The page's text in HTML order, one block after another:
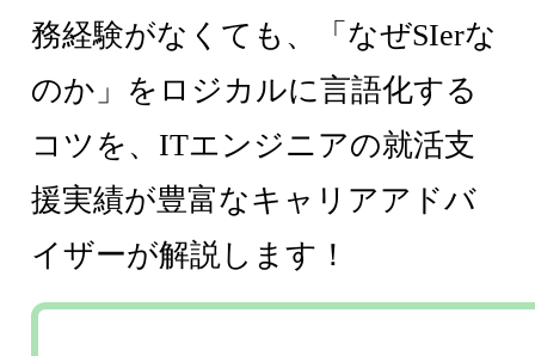
務経験がなくても、「なぜSIerな
のか」をロジカルに言語化する
コツを、ITエンジニアの就活支
援実績が豊富なキャリアアドバ
イザーが解説します！